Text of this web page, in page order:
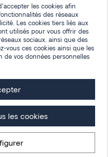
par IA
Edora : montres & bijoux femme,
les cookies afin
des réseaux
Les cookies tiers liés aux
utilisés pour vous offrir des
sociaux, ainsi que des
vous ces cookies ainsi que les
de vos données personnelles
les cookies